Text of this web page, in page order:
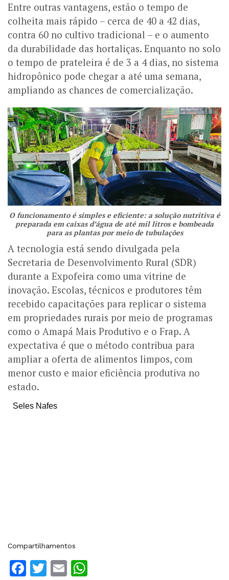
Entre outras vantagens, estão o tempo de
colheita mais rápido – cerca de 40 a 42 dias,
contra 60 no cultivo tradicional – e o aumento
da durabilidade das hortaliças. Enquanto no solo
o tempo de prateleira é de 3 a 4 dias, no sistema
hidropônico pode chegar a até uma semana,
ampliando as chances de comercialização.
O funcionamento é simples e eficiente: a solução nutritiva é
preparada em caixas d’água de até mil litros e bombeada
para as plantas por meio de tubulações
A tecnologia está sendo divulgada pela
Secretaria de Desenvolvimento Rural (SDR)
durante a Expofeira como uma vitrine de
inovação. Escolas, técnicos e produtores têm
recebido capacitações para replicar o sistema
em propriedades rurais por meio de programas
como o Amapá Mais Produtivo e o Frap. A
expectativa é que o método contribua para
ampliar a oferta de alimentos limpos, com
menor custo e maior eficiência produtiva no
estado.
Seles Nafes
Compartilhamentos
Facebook
Twitter
Email